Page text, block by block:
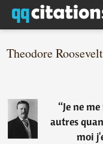
Theodore
“Je ne
autres
moi